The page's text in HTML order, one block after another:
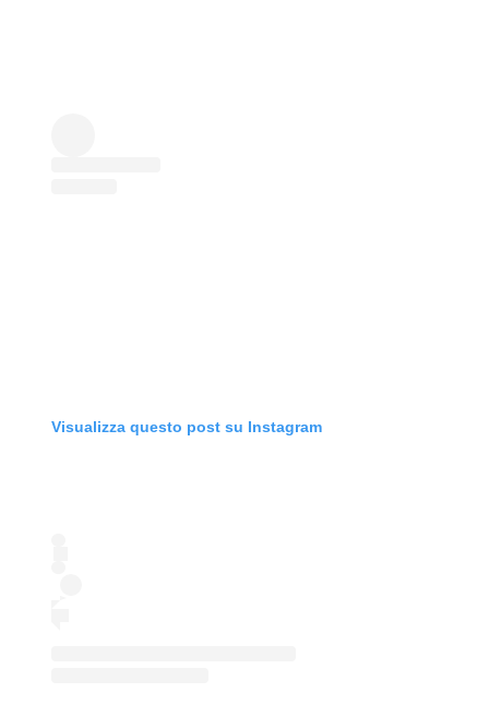
Visualizza questo post su Instagram